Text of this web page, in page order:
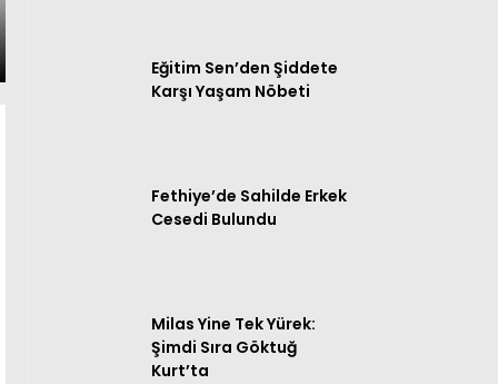
Eğitim Sen’den Şiddete
Karşı Yaşam Nöbeti
Fethiye’de Sahilde Erkek
Cesedi Bulundu
Milas Yine Tek Yürek:
Şimdi Sıra Göktuğ
Kurt’ta